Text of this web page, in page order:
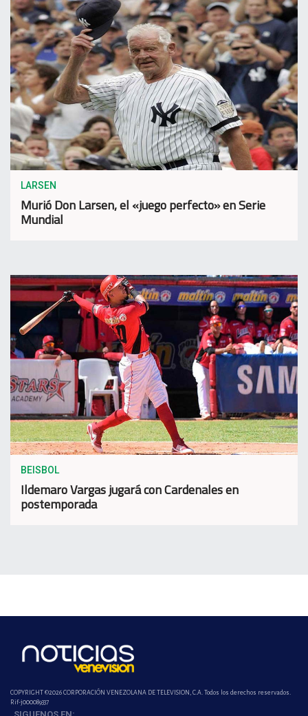
LARSEN
Murió Don Larsen, el «juego perfecto» en Serie
Mundial
BEISBOL
Ildemaro Vargas jugará con Cardenales en
postemporada
COPYRIGHT ©2026 CORPORACIÓN VENEZOLANA DE TELEVISION, C.A. Todos los derechos reservados.
Rif-j000089337